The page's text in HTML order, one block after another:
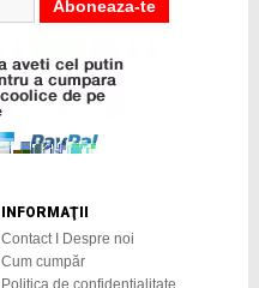
INFORMAŢII
Contact I Despre noi
Cum cumpăr
Politica de confidențialitate